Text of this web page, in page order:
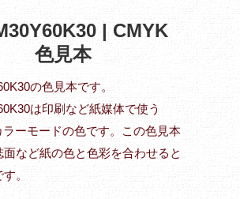
| CMYK
色見本
の色見本です。
は印刷など紙媒体で使う
ーモードの色です。この色見本
面など紙の色と色彩を合わせると
。